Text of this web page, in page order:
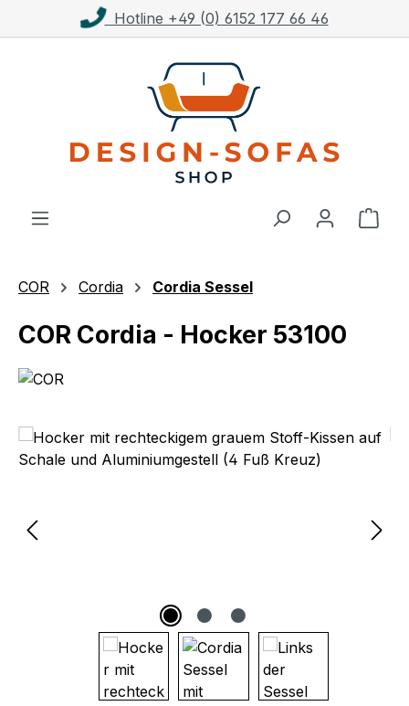
Zum Hauptinhalt springenKostenloser Versand ab 1.000€**
COR Cordia Cordia Sessel
COR Cordia - Hocker 53100
Bildergalerie überspringen